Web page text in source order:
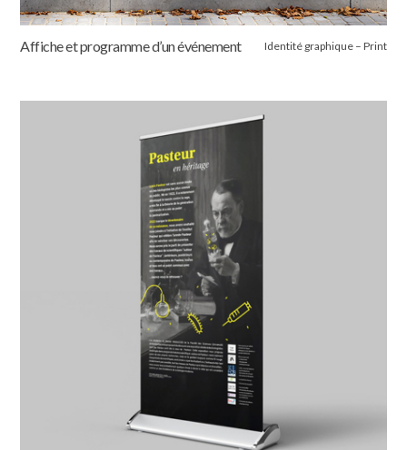
Affiche et programme d’un événement Identité graphique – Print